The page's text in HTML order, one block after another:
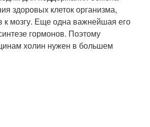
здоровых клеток организма,
к мозгу. Еще одна важнейшая его
гормонов. Поэтому
холин нужен в большем